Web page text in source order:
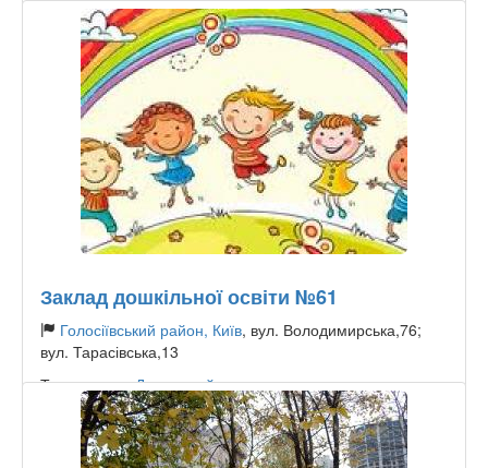
Заклад дошкільної освіти №61
Голосіївський район, Київ, вул. Володимирська,76;
вул. Тарасівська,13
Тип садочку:Державний